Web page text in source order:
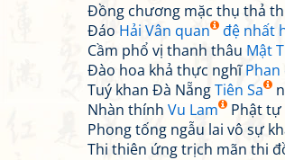
Đồng chương mặc thụ thả
Đáo Hải Vân quan đệ nhất
Cầm phổ vị thanh thâu Mật
Đào hoa khả thực nghĩPhan
Tuý khan Đà NẵngTiên Sa
Nhàn thính Vu Lam
Phật tự
Phong tống ngẫu lai vô sự
Thi thiên ứng trịch mãn thi